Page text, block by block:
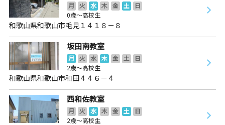
月 火 水 木 金 土
日
0歳～高校生
和歌山県和歌山市毛見１４１８－８
坂田南教室
月 火 水 木 金 土
日
2歳～高校生
和歌山県和歌山市和田４４６－４
西和佐教室
月 火 水 木 金 土
日
2歳～高校生